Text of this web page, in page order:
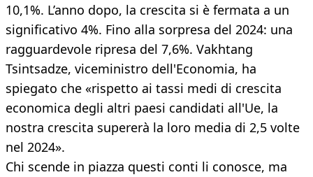
10,1%. L’anno dopo, la crescita si è fermata a un
significativo 4%. Fino alla sorpresa del 2024: una
ragguardevole ripresa del 7,6%. Vakhtang
Tsintsadze, viceministro dell'Economia, ha
spiegato che «rispetto ai tassi medi di crescita
economica degli altri paesi candidati all'Ue, la
nostra crescita supererà la loro media di 2,5 volte
nel 2024».
Chi scende in piazza questi conti li conosce, ma